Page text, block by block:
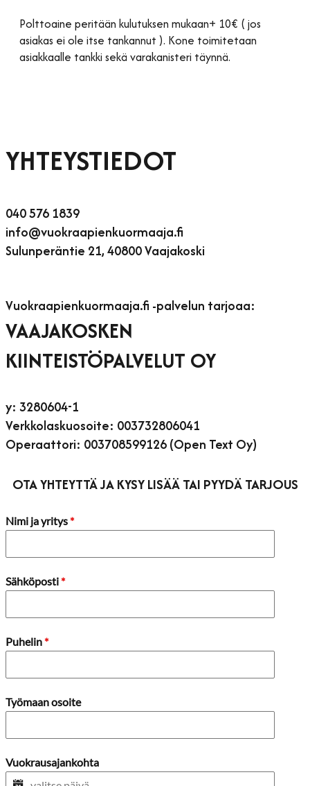
Polttoaine peritään kulutuksen mukaan+ 10€ ( jos
asiakas ei ole itse tankannut ). Kone toimitetaan
asiakkaalle tankki sekä varakanisteri täynnä.
YHTEYSTIEDOT
040 576 1839
info@vuokraapienkuormaaja.fi
Sulunperäntie 21, 40800 Vaajakoski
Vuokraapienkuormaaja.fi -palvelun tarjoaa:
VAAJAKOSKEN
KIINTEISTÖPALVELUT OY
y: 3280604-1
Verkkolaskuosoite: 003732806041
Operaattori: 003708599126 (Open Text Oy)
OTA YHTEYTTÄ JA KYSY LISÄÄ TAI PYYDÄ TARJOUS
Nimi ja yritys*
Sähköposti*
Puhelin*
Työmaan osoite
Vuokrausajankohta